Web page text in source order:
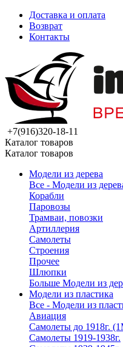
Доставка и оплата
Возврат
Контакты
+7(916)320-18-11
Каталог товаров
Каталог товаров
Модели из дерева
Все - Модели из
Корабли
Паровозы
Трамваи, повозки
Артиллерия
Самолеты
Строения
Прочее
Шлюпки
Больше Модели из
Модели из пластика
Все - Модели из
Авиация
Самолеты до 1918г.
Самолеты 1919-1938г.